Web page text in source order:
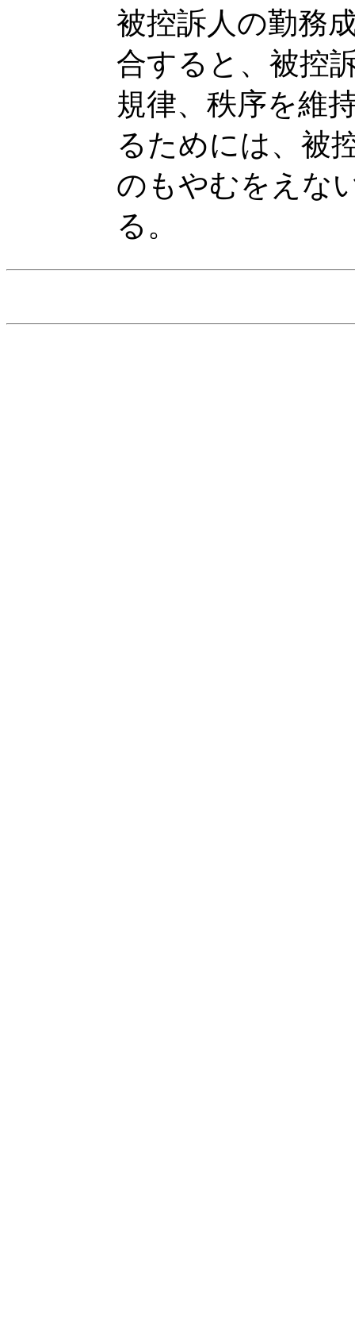
被控訴人の勤務
合すると、被控
規律、秩序を維
るためには、被
のもやむをえな
る。